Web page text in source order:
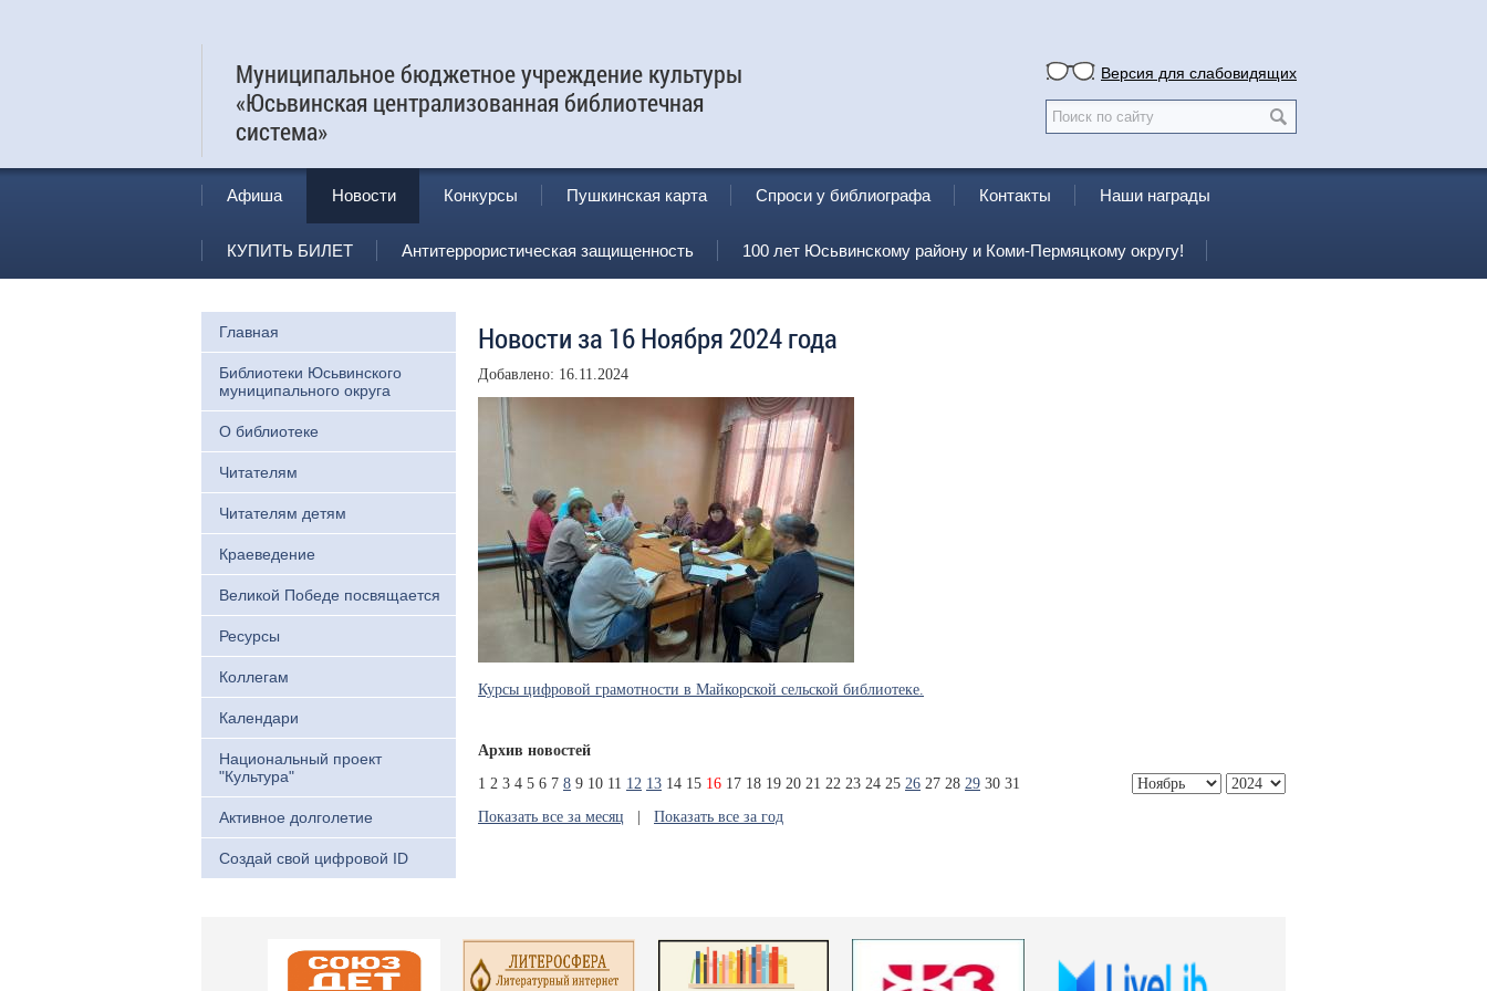
Муниципальное бюджетное учреждение культуры
«Юсьвинская централизованная библиотечная
система»
Версия для слабовидящих
Афиша Новости Конкурсы Пушкинская карта Спроси у библиографа Контакты Наши награды
КУПИТЬ БИЛЕТ Антитеррористическая защищенность 100 лет Юсьвинскому району и Коми-Пермяцкому округу!
Главная
Библиотеки Юсьвинского
муниципального округа
О библиотеке
Читателям
Читателям детям
Краеведение
Великой Победе посвящается
Ресурсы
Коллегам
Календари
Национальный проект
"Культура"
Активное долголетие
Создай свой цифровой ID
Новости за 16 Ноября 2024 года
Добавлено: 16.11.2024
Курсы цифровой грамотности в Майкорской сельской библиотеке.
Архив новостей
1 2 3 4 5 6 7 8 9 10 11 12 13 14 15 16 17 18 19 20 21 22 23 24 25 26 27 28 29 30 31
Показать все за месяц
Показать все за год